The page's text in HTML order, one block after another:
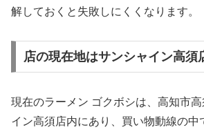
解しておくと失敗しにくくなります。
店の現在地はサンシャイン高須
現在のラーメン ゴクボシは、高知市
イン高須店内にあり、買い物動線の中